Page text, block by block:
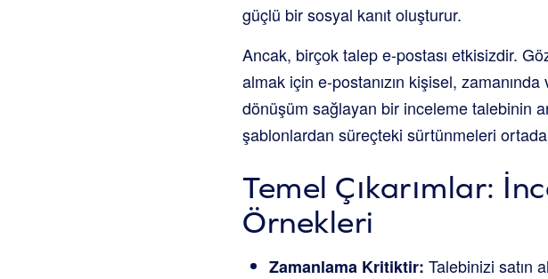
güçlü bir sosyal kanıt oluşturur.
Ancak, birçok talep e-postası etkisizdir.
almak için e-postanızın kişisel,
dönüşüm sağlayan bir inceleme talebinin
şablonlardan süreçteki sürtünmeleri
Temel Çıkarımlar:
Örnekleri
Zamanlama Kritiktir: Talebinizi satın